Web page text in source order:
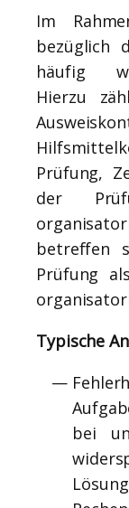
Im
bezüglich
häufig
Hierzu
Prüfung,
der
betreffen
Prüfung
Typische
bei